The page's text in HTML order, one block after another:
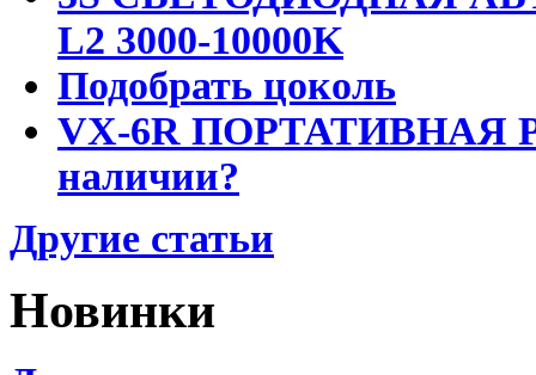
L2 3000-10000K
Подобрать цоколь
VX-6R ПОРТАТИВНАЯ
наличии?
Другие статьи
Новинки